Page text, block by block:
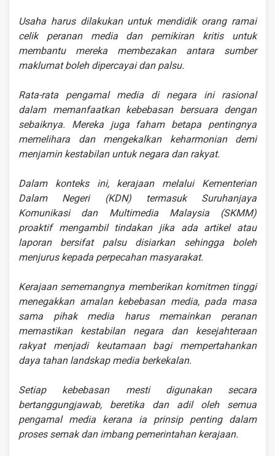
Usaha harus dilakukan untuk mendidik orang ramai
celik peranan media dan pemikiran kritis untuk
membantu mereka membezakan antara sumber
maklumat boleh dipercayai dan palsu.
Rata-rata pengamal media di negara ini rasional
dalam memanfaatkan kebebasan bersuara dengan
sebaiknya. Mereka juga faham betapa pentingnya
memelihara dan mengekalkan keharmonian demi
menjamin kestabilan untuk negara dan rakyat.
Dalam konteks ini, kerajaan melalui Kementerian
Dalam Negeri (KDN) termasuk Suruhanjaya
Komunikasi dan Multimedia Malaysia (SKMM)
proaktif mengambil tindakan jika ada artikel atau
laporan bersifat palsu disiarkan sehingga boleh
menjurus kepada perpecahan masyarakat.
Kerajaan sememangnya memberikan komitmen tinggi
menegakkan amalan kebebasan media, pada masa
sama pihak media harus memainkan peranan
memastikan kestabilan negara dan kesejahteraan
rakyat menjadi keutamaan bagi mempertahankan
daya tahan landskap media berkekalan.
Setiap kebebasan mesti digunakan secara
bertanggungjawab, beretika dan adil oleh semua
pengamal media kerana ia prinsip penting dalam
proses semak dan imbang pemerintahan kerajaan.